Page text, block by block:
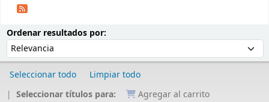
Ordenar resultados por:
Seleccionar todo
Limpiar todo
Seleccionar títulos para:
Agregar al carrito